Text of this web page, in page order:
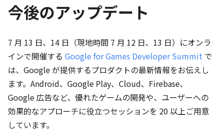
今後のアップデート
7 月 13 日、14 日（現地時間 7 月 12 日、13 日）にオンラ
インで開催する Google for Games Developer Summit で
は、Google が提供するプロダクトの最新情報をお伝えし
ます。Android、Google Play、Cloud、Firebase、
Google 広告など、優れたゲームの開発や、ユーザーへの
効果的なアプローチに役立つセッションを 20 以上ご用意
しています。